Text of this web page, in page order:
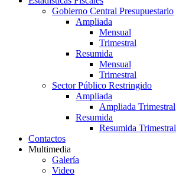
Gobierno Central Presupuestario
Ampliada
Mensual
Trimestral
Resumida
Mensual
Trimestral
Sector Público Restringido
Ampliada
Ampliada Trimestral
Resumida
Resumida Trimestral
Contactos
Multimedia
Galería
Video